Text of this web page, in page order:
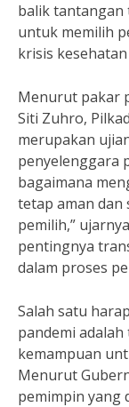
balik tantangan
untuk memilih
krisis
Menurut pakar
Siti Zuhro,
merupakan
penyelenggara
bagaimana
tetap aman dan
pemilih,”
pentingnya
dalam proses
Salah satu
pandemi
kemampuan
Menurut
pemimpin yang